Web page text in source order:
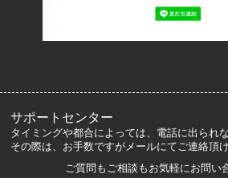
サポートセンター
タイミングや都合によっては、電話に出られ
その際は、お手数ですがメールにてご連絡頂
ご質問もご相談もお気軽にお問い